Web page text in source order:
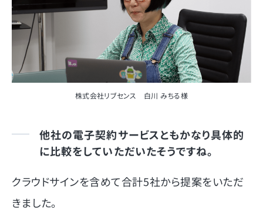
株式会社リブセンス 白川 みちる様
他社の電子契約サービスともかなり具体的
に比較をしていただいたそうですね。
クラウドサインを含めて合計5社から提案をいただ
きました。